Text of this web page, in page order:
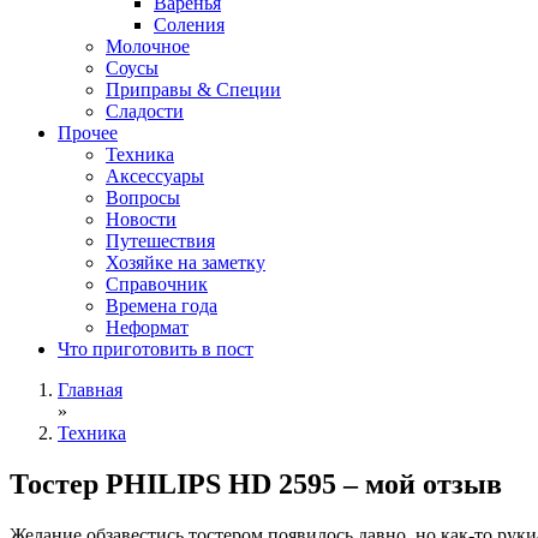
Соления
Молочное
Соусы
Приправы & Специи
Сладости
Прочее
Техника
Аксессуары
Вопросы
Новости
Путешествия
Хозяйке на заметку
Справочник
Времена года
Неформат
Что приготовить в пост
Главная
»
Техника
Тостер PHILIPS HD 2595 – мой отзыв